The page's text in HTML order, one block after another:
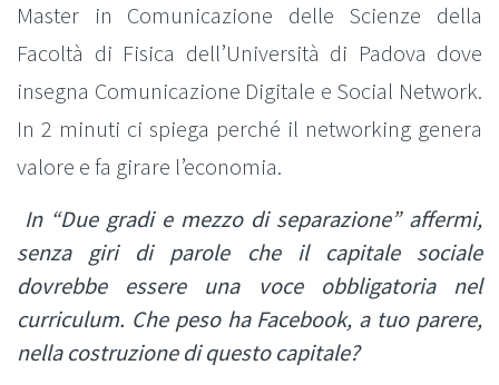
Master in Comunicazione delle Scienze della
Facoltà di Fisica dell’Università di Padova dove
insegna Comunicazione Digitale e Social Network.
In 2 minuti ci spiega perché il networking genera
valore e fa girare l’economia.
In “Due gradi e mezzo di separazione” affermi,
senza giri di parole che il capitale sociale
dovrebbe essere una voce obbligatoria nel
curriculum. Che peso ha Facebook, a tuo parere,
nella costruzione di questo capitale?